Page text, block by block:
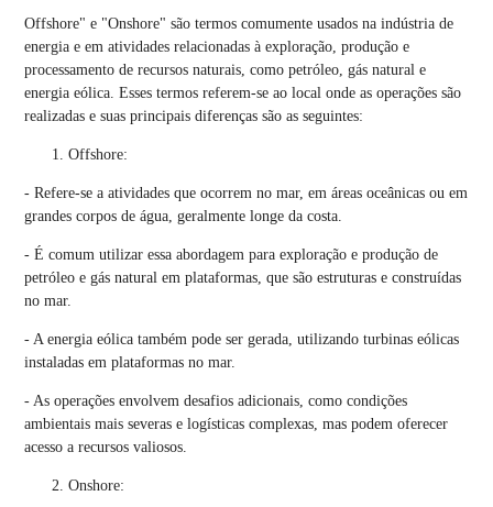
Offshore" e "Onshore" são termos comumente usados na indústria de
energia e em atividades relacionadas à exploração, produção e
processamento de recursos naturais, como petróleo, gás natural e
energia eólica. Esses termos referem-se ao local onde as operações são
realizadas e suas principais diferenças são as seguintes:
Offshore:
- Refere-se a atividades que ocorrem no mar, em áreas oceânicas ou em
grandes corpos de água, geralmente longe da costa.
- É comum utilizar essa abordagem para exploração e produção de
petróleo e gás natural em plataformas, que são estruturas e construídas
no mar.
- A energia eólica também pode ser gerada, utilizando turbinas eólicas
instaladas em plataformas no mar.
- As operações envolvem desafios adicionais, como condições
ambientais mais severas e logísticas complexas, mas podem oferecer
acesso a recursos valiosos.
Onshore: